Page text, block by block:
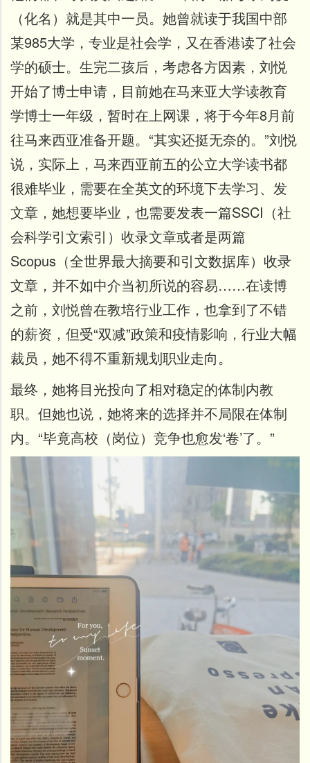
（化名）就是其中一员。她曾就读于我国中部
某985大学，专业是社会学，又在香港读了社会
学的硕士。生完二孩后，考虑各方因素，刘悦
开始了博士申请，目前她在马来亚大学读教育
学博士一年级，暂时在上网课，将于今年8月前
往马来西亚准备开题。 “其实还挺无奈的。”刘悦
说，实际上，马来西亚前五的公立大学读书都
很难毕业，需要在全英文的环境下去学习、发
文章，她想要毕业，也需要发表一篇SSCI（社
会科学引文索引）收录文章或者是两篇
Scopus（全世界最大摘要和引文数据库）收录
文章，并不如中介当初所说的容易……在读博
之前，刘悦曾在教培行业工作，也拿到了不错
的薪资，但受“双减”政策和疫情影响，行业大幅
裁员，她不得不重新规划职业走向。
最终，她将目光投向了相对稳定的体制内教
职。但她也说，她将来的选择并不局限在体制
内。“毕竟高校（岗位）竞争也愈发‘卷’了。”